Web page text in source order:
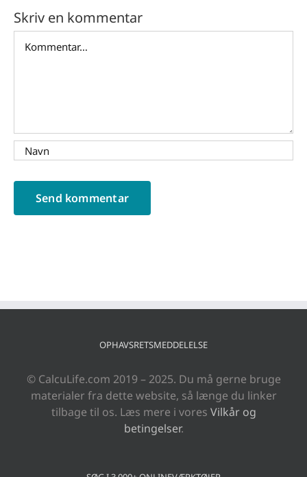
Skriv en kommentar
OPHAVSRETSMEDDELELSE
© CalcuLife.com 2019 – 2025. Du må gerne bruge
materialer fra dette website, så længe du linker
tilbage til os. Læs mere i vores Vilkår og
betingelser.